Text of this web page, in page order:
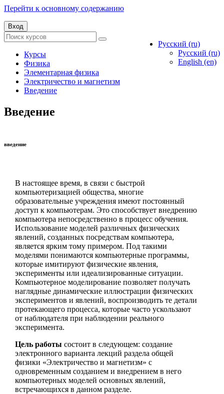
Перейти к основному содержанию
Вход
Русский ‎(ru)‎
Русский ‎(ru)‎
English ‎(en)‎
Курсы
Физика
Элементарная физика
Электричество и магнетизм
Введение
Введение
введение
В настоящее время, в связи с быстрой
компьютеризацией общества, многие
образовательные учреждения имеют постоянный
доступ к компьютерам. Это способствует внедрению
компьютера непосредственно в процесс обучения.
Использование моделей различных физических
явлений, созданных посредствам компьютера,
является ярким тому примером. Под такими
моделями понимаются компьютерные программы,
которые имитируют физические явления,
эксперименты или идеализированные ситуации.
Компьютерное моделирование позволяет получать
наглядные динамические иллюстрации физических
экспериментов и явлений, воспроизводить те детали
протекающего процесса, которые часто ускользают
от наблюдателя при наблюдении реального
эксперимента.
Цель работы состоит в следующем: создание
электронного варианта лекций раздела общей
физики «Электричество и магнетизм» с
одновременным созданием и внедрением в него
компьютерных моделей основных явлений,
встречающихся в данном разделе.